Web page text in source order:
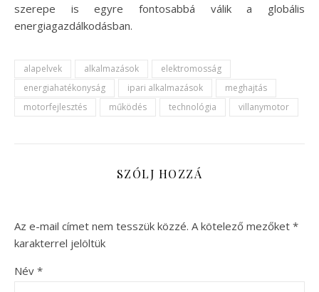
szerepe is egyre fontosabbá válik a globális
energiagazdálkodásban.
alapelvek alkalmazások
elektromosság
energiahatékonyság
ipari alkalmazások
meghajtás
motorfejlesztés
működés technológia villanymotor
SZÓLJ HOZZÁ
Az e-mail címet nem tesszük közzé. A kötelező mezőket *
karakterrel jelöltük
Név *